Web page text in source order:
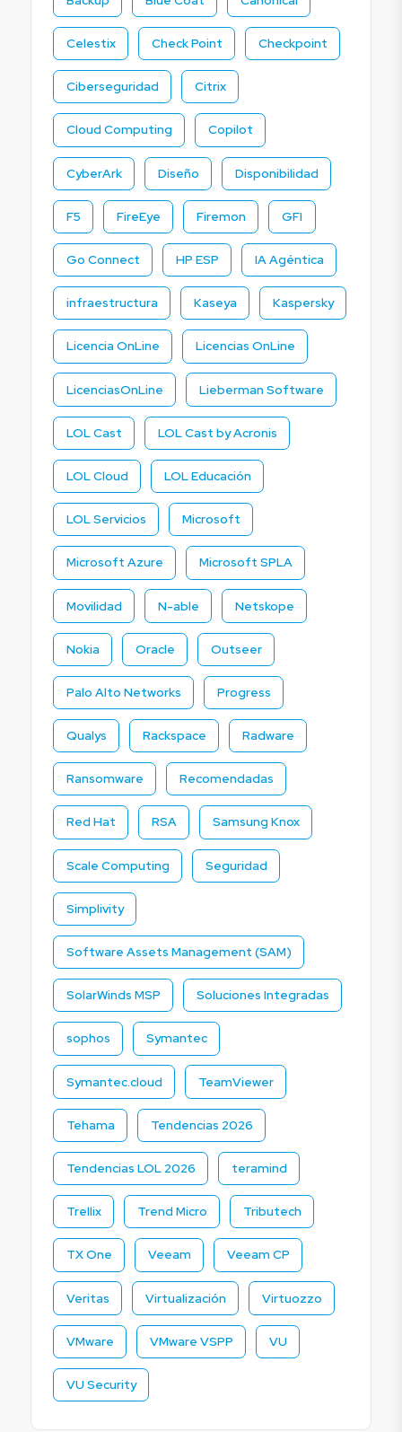
Celestix Check Point Checkpoint
Ciberseguridad Citrix
Cloud Computing Copilot
CyberArk Diseño Disponibilidad
F5 FireEye Firemon GFI
Go Connect HP ESP IA Agéntica
infraestructura Kaseya Kaspersky
Licencia OnLine Licencias OnLine
LicenciasOnLine Lieberman Software
LOL Cast LOL Cast by Acronis
LOL Cloud LOL Educación
LOL Servicios Microsoft
Microsoft Azure Microsoft SPLA
Movilidad N-able Netskope
Nokia Oracle Outseer
Palo Alto Networks Progress
Qualys Rackspace Radware
Ransomware Recomendadas
Red Hat RSA Samsung Knox
Scale Computing Seguridad
Simplivity
Software Assets Management (SAM)
SolarWinds MSP Soluciones Integradas
sophos Symantec
Symantec.cloud TeamViewer
Tehama Tendencias 2026
Tendencias LOL 2026 teramind
Trellix Trend Micro Tributech
TX One Veeam Veeam CP
Veritas Virtualización Virtuozzo
VMware VMware VSPP VU
VU Security